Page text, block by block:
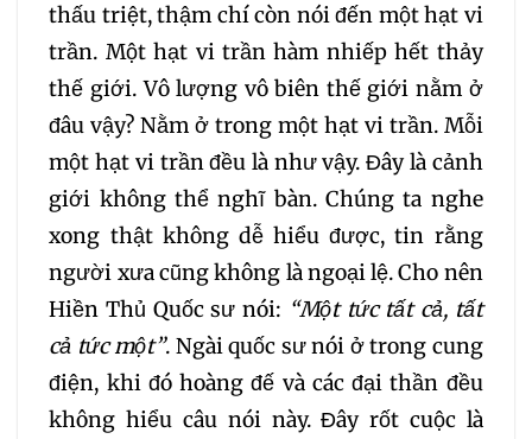
272 273 274
275 276 277
278 279 280
281 282 283
284 285 286
287 288 289
thấu triệt, thậm chí còn nói đến một hạt vi
trần. Một hạt vi trần hàm nhiếp hết thảy
thế giới. Vô lượng vô biên thế giới nằm ở
đâu vậy? Nằm ở trong một hạt vi trần. Mỗi
một hạt vi trần đều là như vậy. Đây là cảnh
giới không thể nghĩ bàn. Chúng ta nghe
xong thật không dễ hiểu được, tin rằng
người xưa cũng không là ngoại lệ. Cho nên
Hiền Thủ Quốc sư nói: “Một tức tất cả,tất
cả tức một”. Ngài quốc sư nói ở trong cung
điện, khi đó hoàng đế và các đại thần đều
không hiểu câu nói này. Đây rốt cuộc là